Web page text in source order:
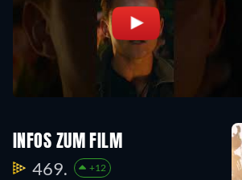
INFOS ZUM FILM
469. +12